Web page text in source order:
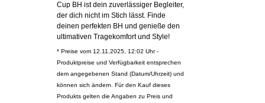
Cup BH ist dein zuverlässiger Begleiter,
der dich nicht im Stich lässt. Finde
deinen perfekten BH und genieße den
ultimativen Tragekomfort und Style!
* Preise vom 12.11.2025, 12:02 Uhr -
Produktpreise und Verfügbarkeit entsprechen
dem angegebenen Stand (Datum/Uhrzeit) und
können sich ändern. Für den Kauf dieses
Produkts gelten die Angaben zu Preis und